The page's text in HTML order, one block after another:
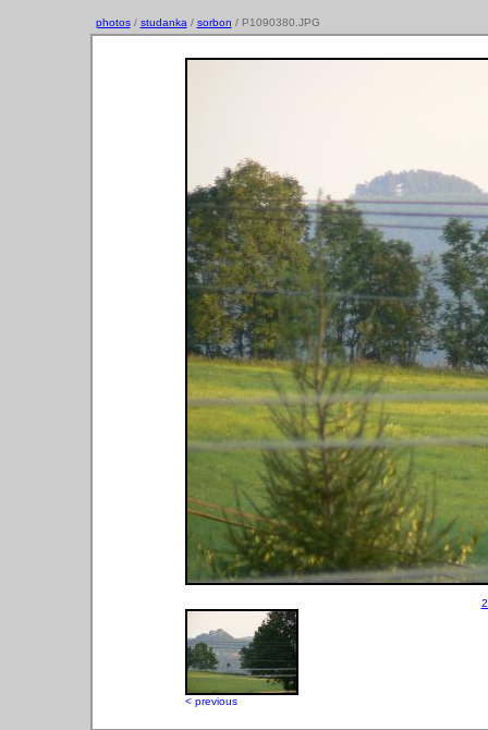
photos/ studanka / sorbon / P1090380.JPG
< previous